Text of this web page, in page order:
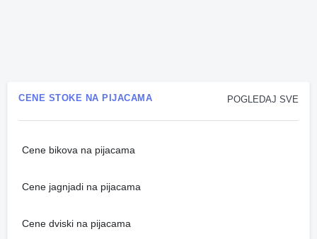
POGLEDAJ SVE
CENE STOKE NA PIJACAMA
Cene bikova na pijacama
Cene jagnjadi na pijacama
Cene dviski na pijacama